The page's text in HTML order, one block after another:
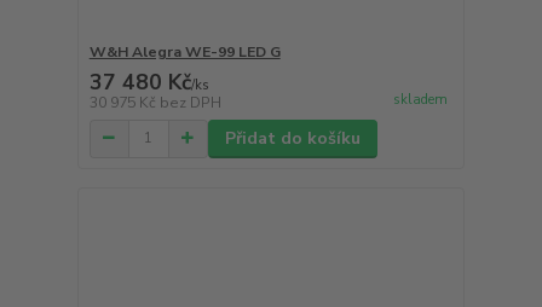
W&H Alegra WE-99 LED G
37 480 Kč/ks
30 975 Kč bez DPH skladem
Přidat do košíku